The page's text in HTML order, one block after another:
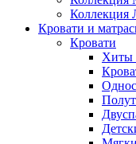
Коллекция
Кровати и
Кровати
Хиты